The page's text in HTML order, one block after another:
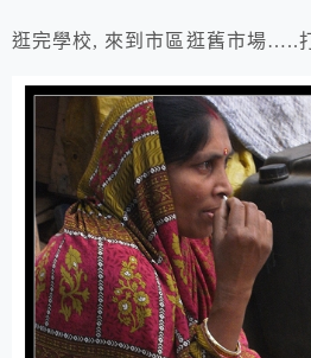
逛完學校, 來到市區逛舊市場…..